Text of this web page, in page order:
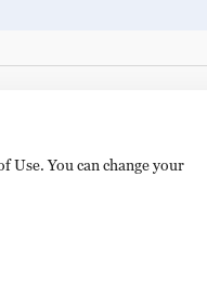
Use. You can change your